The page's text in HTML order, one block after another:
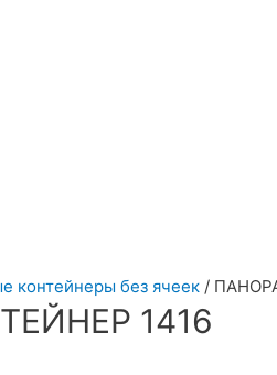
контейнеры без ячеек /
1416